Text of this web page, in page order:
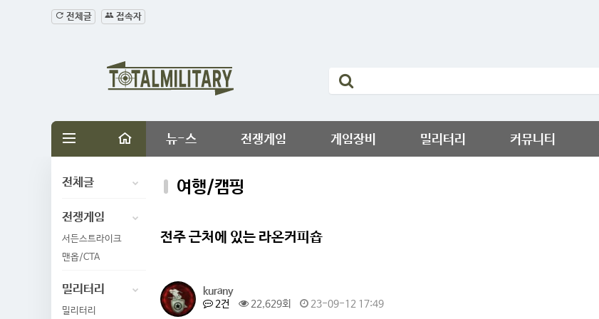
전체글 접속자
뉴-스 전쟁게임 게임장비 밀리터리 커뮤니티
전체글
전쟁게임
서든스트라이크
맨옵/CTA
밀리터리
밀리터리
여행/캠핑
전주 근처에 있는 라온커피숍
kurany
2건
22,629회 23-09-12 17:49